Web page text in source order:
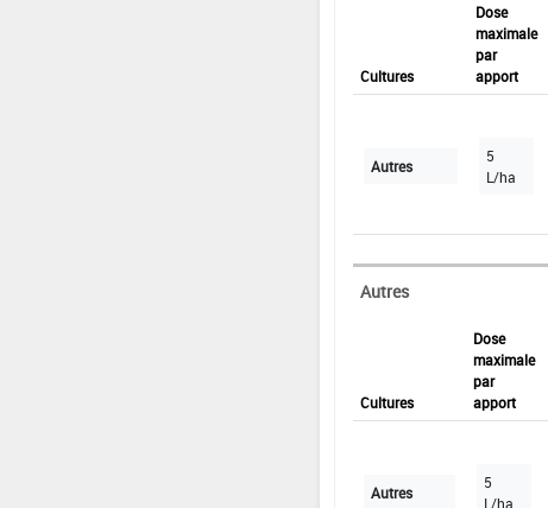
Cultures
Dose
maximale
par
apport
Autres
5
L/ha
Autres
Cultures
Dose
maximale
par
apport
Autres
5
L/ha